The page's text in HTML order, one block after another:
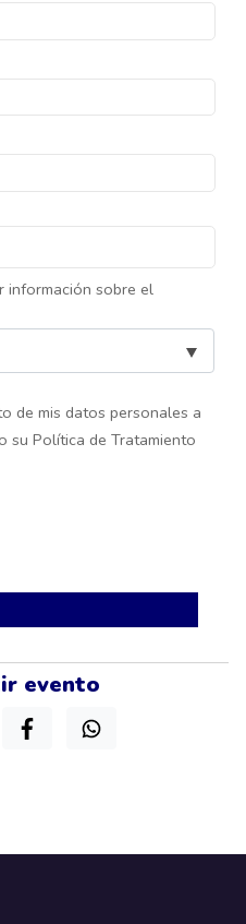
información sobre el
de mis datos personales a
su Política de Tratamiento
evento